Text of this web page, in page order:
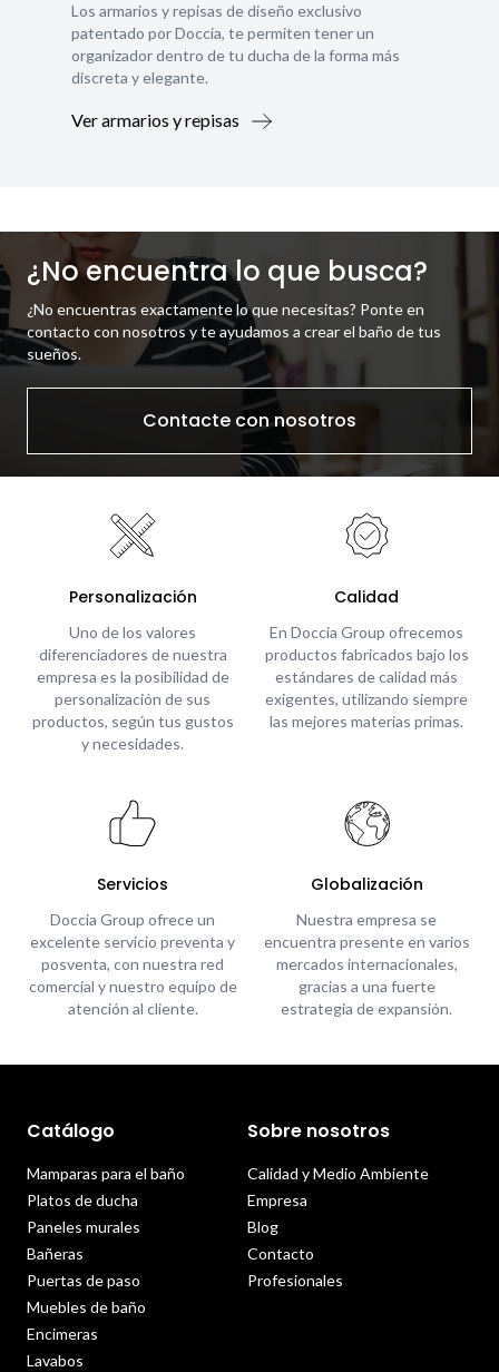
Los armarios y repisas de diseño exclusivo
patentado por Doccia, te permiten tener un
organizador dentro de tu ducha de la forma más
discreta y elegante.
Ver armarios y repisas
¿No encuentra lo que busca?
¿No encuentras exactamente lo que necesitas? Ponte en
contacto con nosotros y te ayudamos a crear el baño de tus
sueños.
Contacte con nosotros
Personalización
Uno de los valores
diferenciadores de nuestra
empresa es la posibilidad de
personalización de sus
productos, según tus gustos
y necesidades.
Calidad
En Doccia Group ofrecemos
productos fabricados bajo los
estándares de calidad más
exigentes, utilizando siempre
las mejores materias primas.
Servicios
Doccia Group ofrece un
excelente servicio preventa y
posventa, con nuestra red
comercial y nuestro equipo de
atención al cliente.
Globalización
Nuestra empresa se
encuentra presente en varios
mercados internacionales,
gracias a una fuerte
estrategia de expansión.
Catálogo
Mamparas para el baño
Platos de ducha
Paneles murales
Bañeras
Puertas de paso
Muebles de baño
Encimeras
Lavabos
Sobre nosotros
Calidad y Medio Ambiente
Empresa
Blog
Contacto
Profesionales